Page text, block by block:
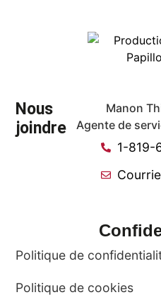
Nous
joindre
Manon
Agente de
1-819-
Politique de
Politique de cookies